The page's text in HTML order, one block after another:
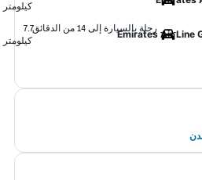
كيلومتر
Emirates Air Line
رحلة بالسيارة إلى 14 من الدقائق
7.7
كيلومتر